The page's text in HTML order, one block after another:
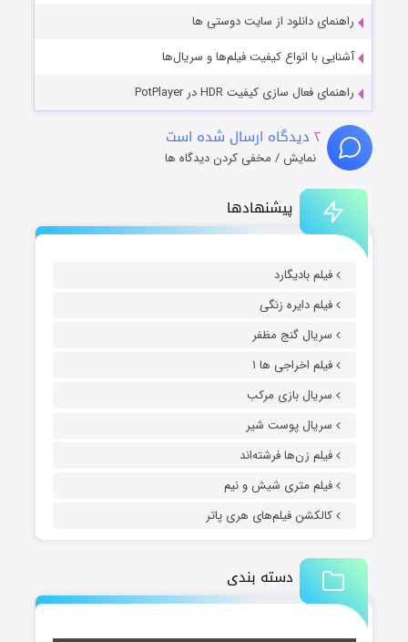
پیشنهادها
فیلم بادیگارد
فیلم دایره زنگی
سریال گنج مظفر
فیلم اخراجی ها ۱
سریال بازی مرکب
سریال پوست شیر
فیلم زن‌ها فرشته‌اند
فیلم متری شیش و نیم
کالکشن فیلم‌های هری پاتر
دسته بندی
راهنمای دانلود از سایت دوستی ها
آشنایی با انواع کیفیت فیلم‌ها و سریال‌ها
راهنمای فعال سازی کیفیت HDR در PotPlayer
۲ دیدگاه ارسال شده است
نمایش / مخفی کردن دیدگاه ها